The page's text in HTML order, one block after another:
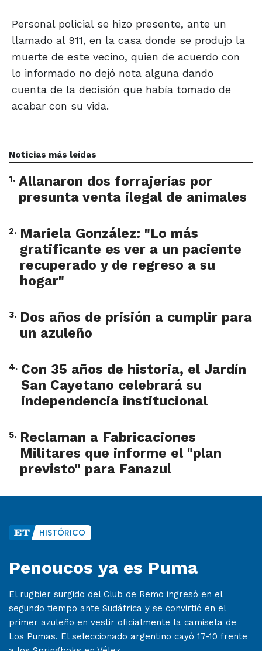
Personal policial se hizo presente, ante un
llamado al 911, en la casa donde se produjo la
muerte de este vecino, quien de acuerdo con
lo informado no dejó nota alguna dando
cuenta de la decisión que había tomado de
acabar con su vida.
Noticias más leídas
1. Allanaron dos forrajerías por
presunta venta ilegal de animales
2. Mariela González: "Lo más
gratificante es ver a un paciente
recuperado y de regreso a su
hogar"
3. Dos años de prisión a cumplir para
un azuleño
4. Con 35 años de historia, el Jardín
San Cayetano celebrará su
independencia institucional
5. Reclaman a Fabricaciones
Militares que informe el "plan
previsto" para Fanazul
HISTÓRICO
Penoucos ya es Puma
El rugbier surgido del Club de Remo ingresó en el
segundo tiempo ante Sudáfrica y se convirtió en el
primer azuleño en vestir oficialmente la camiseta de
Los Pumas. El seleccionado argentino cayó 17-10 frente